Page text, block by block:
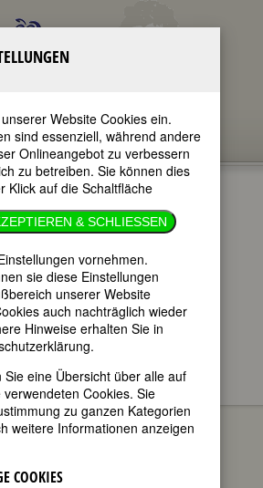
&
im ganzen Text
nur in Titeln
DIE DIVA UND DAS
Website Cookies ein.
sind essenziell, während andere
Onlineangebot zu verbessern
zu betreiben. Sie können dies
Klick auf die Schaltfläche
& SCHLIESSEN
vornehmen.
sie diese Einstellungen
unserer Website
auch nachträglich wieder
Hinweise erhalten Sie in
Sie eine Übersicht über alle auf
Cookies. Sie
zu ganzen Kategorien
weitere Informationen anzeigen
COOKIES